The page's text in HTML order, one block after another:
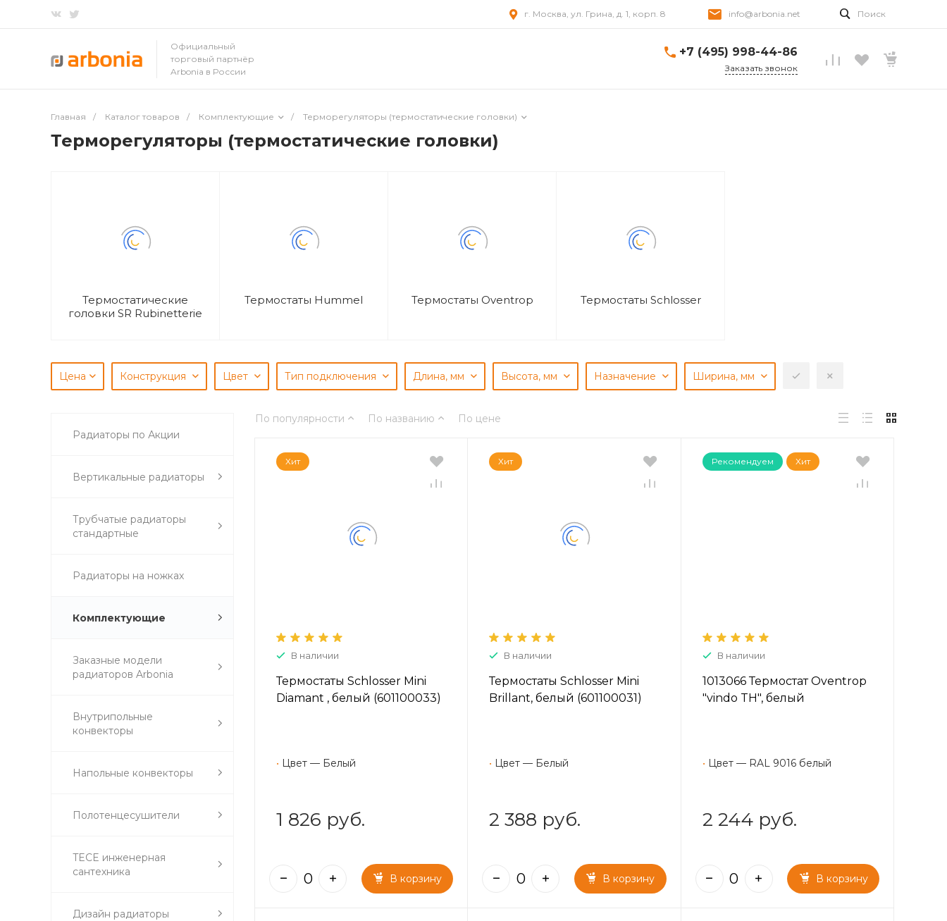
г. Москва, ул. Грина, д. 1, корп. 8 info@arbonia.net Поиск
Официальный
торговый партнёр
Arbonia в России
+7 (495) 998-44-86
Заказать звонок
Главная / Каталог товаров / Комплектующие / Терморегуляторы (термостатические головки)
Терморегуляторы (термостатические головки)
Термостатические
головки SR Rubinetterie
Термостаты Hummel Термостаты Oventrop Термостаты Schlosser
Цена Конструкция Цвет Тип подключения Длина, мм Высота, мм Назначение Ширина, мм
Радиаторы по Акции
Вертикальные радиаторы
Трубчатые радиаторы
стандартные
Радиаторы на ножках
Комплектующие
Заказные модели
радиаторов Arbonia
Внутрипольные
конвекторы
Напольные конвекторы
Полотенцесушители
TECE инженерная
сантехника
Дизайн радиаторы
По популярности По названию По цене
Хит
В наличии
Термостаты Schlosser Mini
Diamant , белый (601100033)
• Цвет — Белый
1 826 руб.
В корзину
Хит
В наличии
Термостаты Schlosser Mini
Brillant, белый (601100031)
• Цвет — Белый
2 388 руб.
В корзину
Рекомендуем Хит
В наличии
1013066 Термостат Oventrop
"vindo TH", белый
• Цвет — RAL 9016 белый
2 244 руб.
В корзину